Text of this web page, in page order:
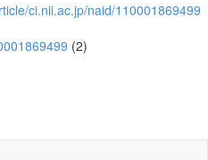
ci.nii.ac.jp/naid/110001869499
(2)